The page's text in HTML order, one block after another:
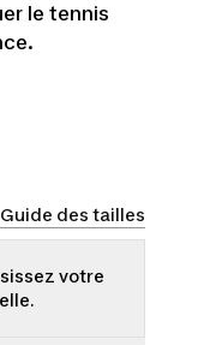
le tennis
Guide des tailles
votre